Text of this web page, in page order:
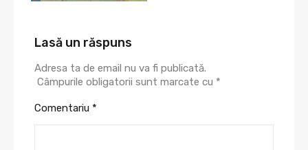
Lasă un răspuns
Adresa ta de email nu va fi publicată.
Câmpurile obligatorii sunt marcate cu *
Comentariu *